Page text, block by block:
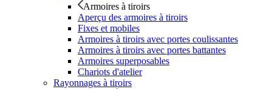
Armoires à tiroirs
Aperçu des armoires à tiroirs
Fixes et mobiles
Armoires à tiroirs avec portes coulissantes
Armoires à tiroirs avec portes battantes
Armoires superposables
Chariots d'atelier
Rayonnages à tiroirs